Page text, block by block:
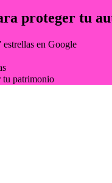
proteger tu
en Google
tu patrimonio